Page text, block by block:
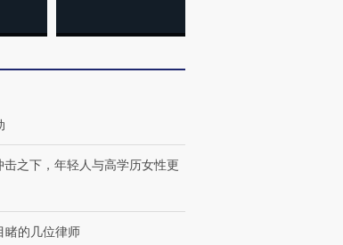
击之下，年轻人与高学历女性更
睹的几位律师